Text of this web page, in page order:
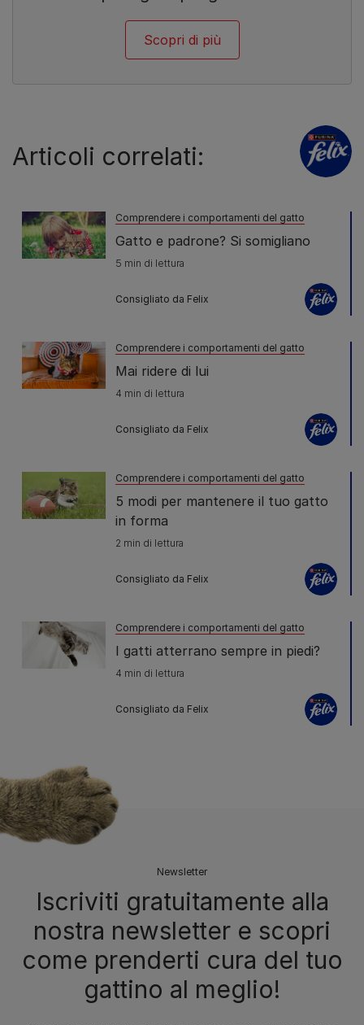
Scopri di più
Articoli correlati:
Comprendere i comportamenti del gatto
Gatto e padrone? Si somigliano
5 min di lettura
Consigliato da Felix
Comprendere i comportamenti del gatto
Mai ridere di lui
4 min di lettura
Consigliato da Felix
Comprendere i comportamenti del gatto
5 modi per mantenere il tuo gatto
in forma
2 min di lettura
Consigliato da Felix
Comprendere i comportamenti del gatto
I gatti atterrano sempre in piedi?
4 min di lettura
Consigliato da Felix
Newsletter
Iscriviti gratuitamente alla
nostra newsletter e scopri
come prenderti cura del tuo
gattino al meglio!